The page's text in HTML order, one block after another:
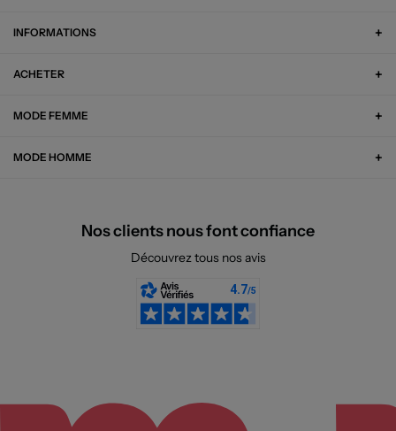
INFORMATIONS
ACHETER
MODE FEMME
MODE HOMME
Nos clients nous font confiance
Découvrez tous nos avis